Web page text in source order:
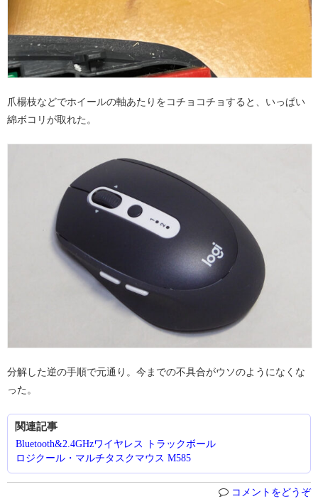
爪楊枝などでホイールの軸あたりをコチョコチョすると、いっぱい
綿ボコリが取れた。
分解した逆の手順で元通り。今までの不具合がウソのようになくな
った。
関連記事
Bluetooth&2.4GHzワイヤレス トラックボール
ロジクール・マルチタスクマウス M585
コメントをどうぞ